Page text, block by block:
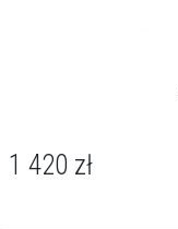
1 420 zł